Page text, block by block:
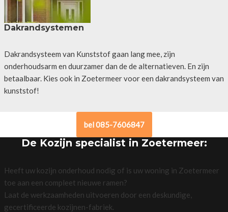
Dakrandsystemen
Dakrandsysteem van Kunststof gaan lang mee, zijn
onderhoudsarm en duurzamer dan de de alternatieven. En zijn
betaalbaar. Kies ook in Zoetermeer voor een dakrandsysteem van
kunststof!
bel 085-7606847
De Kozijn specialist in Zoetermeer:
Heeft uw kozijn onderhoud nodig of is uw woning in Zoetermeer
toe aan een compleet nieuwe ramen?
Laat de werkzaamheden uitvoeren door een deskundige,
gecertificeerde kozijnen-fabriek.